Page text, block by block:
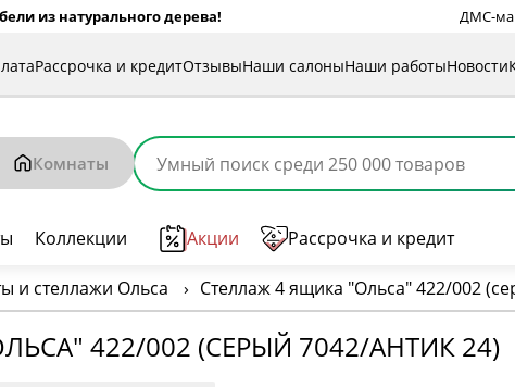
из натурального дерева! ДМС-
Рассрочка и кредитОтзывыНаши салоныНаши работыНовости
Комнаты
Коллекции Акции Рассрочка и кредит
и стеллажи Ольса › Стеллаж 4 ящика "Ольса" 422/002
422/002 (СЕРЫЙ 7042/АНТИК 24)